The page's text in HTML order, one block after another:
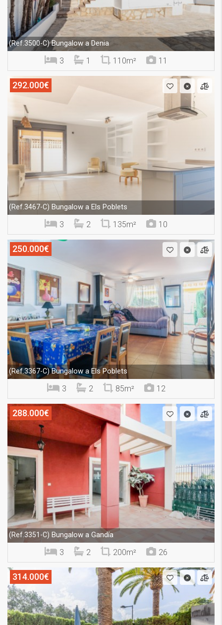
(Ref.3500-C)Bungalow a Denia
3 1 110m² 11
292.000€
(Ref.3467-C) Bungalow a Els Poblets
3 2 135m² 10
250.000€
(Ref.3367-C)Bungalow a Els Poblets
3 2 85m² 12
288.000€
(Ref.3351-C) Bungalow a Gandía
3 2 200m² 26
314.000€